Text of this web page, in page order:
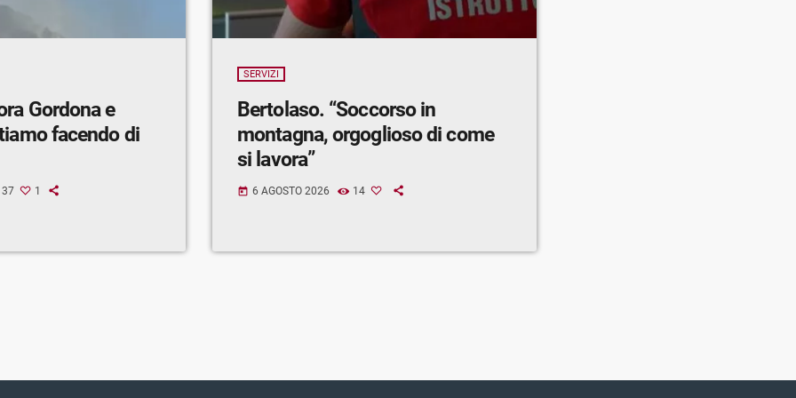
Gordona e
facendo di
37 1
SERVIZI
Bertolaso. “Soccorso in
montagna, orgoglioso di come
si lavora”
today 6 AGOSTO 2026 14